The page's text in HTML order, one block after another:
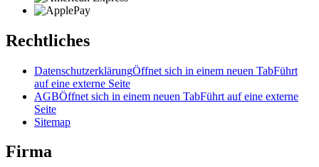
Rechtliches
DatenschutzerklärungÖffnet sich in einem neuen TabFührt
auf eine externe Seite
AGBÖffnet sich in einem neuen TabFührt auf eine externe
Seite
Sitemap
Firma